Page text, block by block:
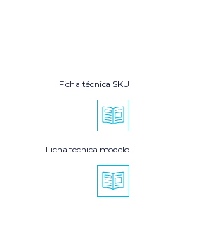
Ficha técnica SKU
Ficha técnica modelo